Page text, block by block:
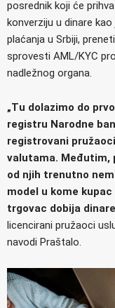
posrednik koji će
konverziju u dinare
plaćanja u Srbiji,
sprovesti AML/KYC
nadležnog organa.
„Tu dolazimo do
registru Narodne
registrovani
valutama. Međutim,
od njih trenutno
model u kome
trgovac dobija dinare
licencirani pružaoci
navodi Praštalo.